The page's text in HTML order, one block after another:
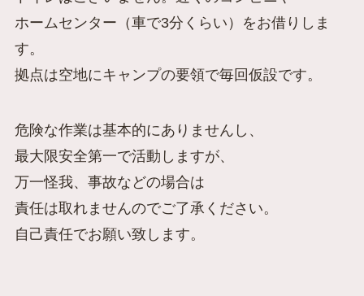
ホームセンター（車で3分くらい）をお借りしま
す。
拠点は空地にキャンプの要領で毎回仮設です。
危険な作業は基本的にありませんし、
最大限安全第一で活動しますが、
万一怪我、事故などの場合は
責任は取れませんのでご了承ください。
自己責任でお願い致します。